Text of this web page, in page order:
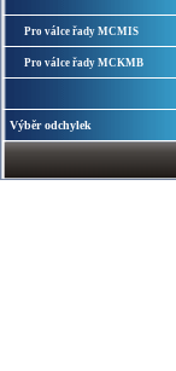
Pro válce řady MCMIS
Pro válce řady MCKMB
Výběr odchylek